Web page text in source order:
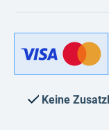
Keine